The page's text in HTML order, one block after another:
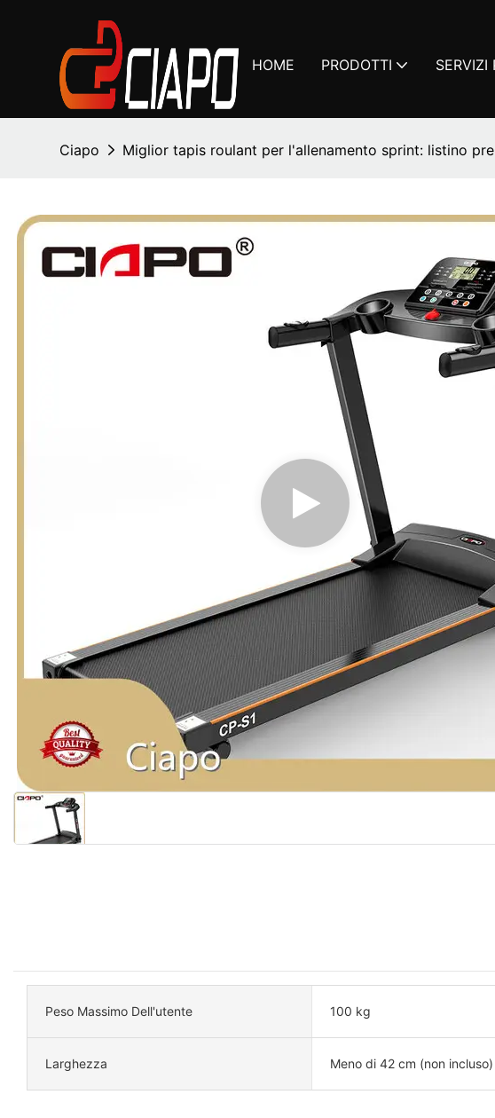
HOME PRODOTTI SERVIZI
Ciapo Miglior tapis roulant per l'allenamento sprint: listino
Peso Massimo Dell'utente 100 kg
Larghezza Meno di 42 cm (non incluso)